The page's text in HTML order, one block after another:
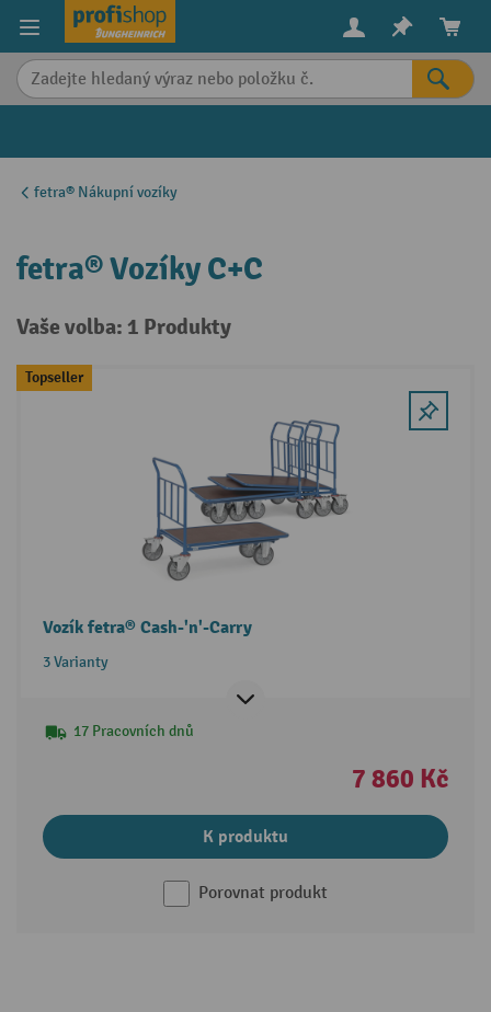
content
fetra® Nákupní vozíky
fetra® Vozíky C+C
Vaše volba: 1 Produkty
Topseller
Vozík fetra® Cash-'n'-Carry
3 Varianty
17 Pracovních dnů
7 860 Kč
K produktu
Porovnat produkt